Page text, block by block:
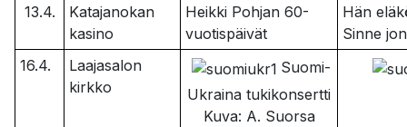
13.4.
Katajanokan
kasino
Heikki Pohjan 60-
vuotispäivät
Hän
Sinne
16.4.
Laajasalon
kirkko
Suomi-
Ukraina tukikonsertti
Kuva: A. Suorsa